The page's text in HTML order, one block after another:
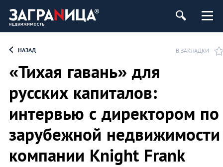
НАЗАД В ЗАКЛАДКИ
«Тихая гавань» для
русских капиталов:
интервью с директором по
зарубежной недвижимости
компании Knight Frank